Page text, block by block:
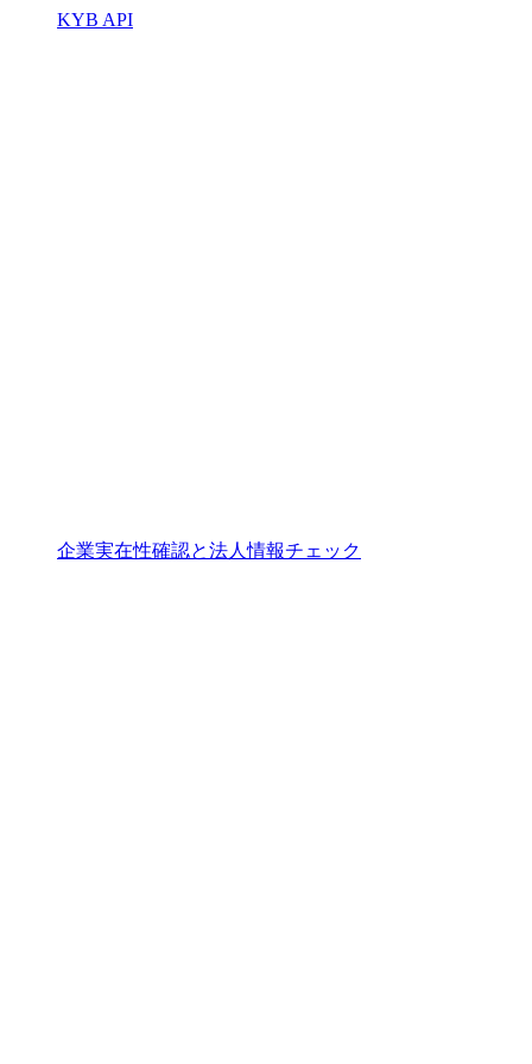
KYB API
企業実在性確認と法人情報チェック